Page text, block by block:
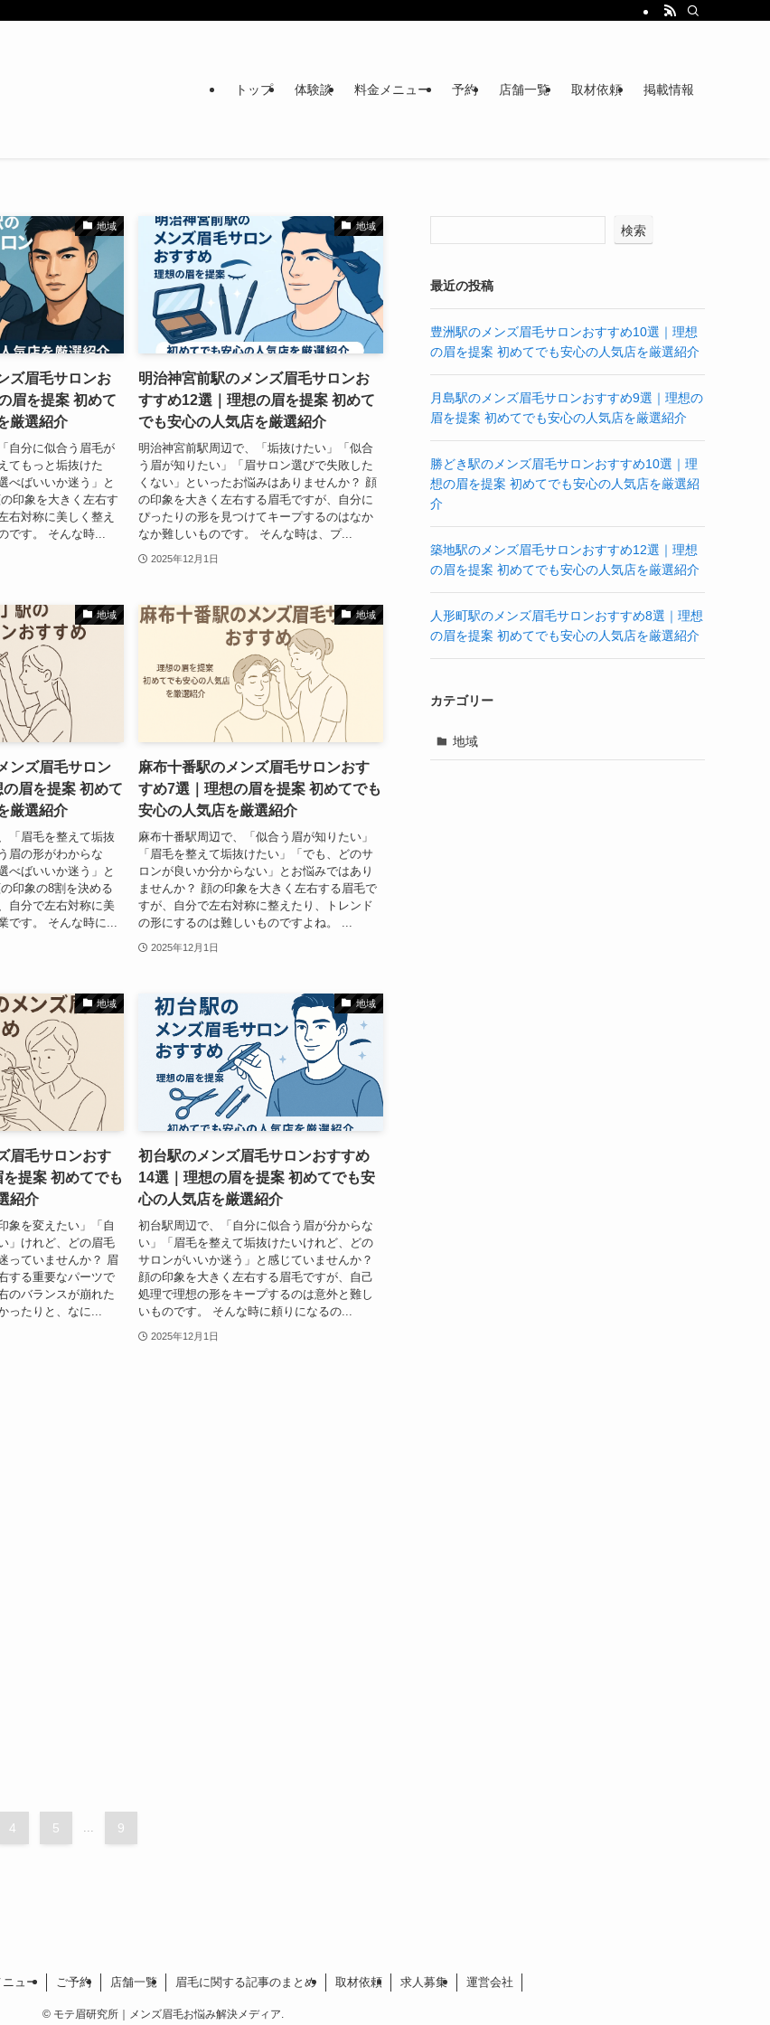
トップ 体験談 料金メニュー 予約 店舗一覧 取材依頼 掲載情報
地域
ズ眉毛サロンお
眉を提案 初めて
厳選紹介
自分に似合う眉毛が
てもっと垢抜けた
べばいいか迷う」と
印象を大きく左右す
右対称に美しく整え
です。 そんな時...
地域
明治神宮前駅のメンズ眉毛サロンお
すすめ12選｜理想の眉を提案 初めて
でも安心の人気店を厳選紹介
明治神宮前駅周辺で、「垢抜けたい」「似合
う眉が知りたい」「眉サロン選びで失敗した
くない」といったお悩みはありませんか？ 顔
の印象を大きく左右する眉毛ですが、自分に
ぴったりの形を見つけてキープするのはなか
なか難しいものです。 そんな時は、プ...
2025年12月1日
地域
ンズ眉毛サロン
眉を提案 初めて
厳選紹介
「眉毛を整えて垢抜
眉の形がわからな
べばいいか迷う」と
印象の8割を決める
自分で左右対称に美
です。 そんな時に...
地域
麻布十番駅のメンズ眉毛サロンおす
すめ7選｜理想の眉を提案 初めてでも
安心の人気店を厳選紹介
麻布十番駅周辺で、「似合う眉が知りたい」
「眉毛を整えて垢抜けたい」「でも、どのサ
ロンが良いか分からない」とお悩みではあり
ませんか？ 顔の印象を大きく左右する眉毛で
すが、自分で左右対称に整えたり、トレンド
の形にするのは難しいものですよね。 ...
2025年12月1日
地域
眉毛サロンおす
提案 初めてでも
紹介
象を変えたい」「自
」けれど、どの眉毛
っていませんか？ 眉
する重要なパーツで
のバランスが崩れた
ったりと、なに...
地域
初台駅のメンズ眉毛サロンおすすめ
14選｜理想の眉を提案 初めてでも安
心の人気店を厳選紹介
初台駅周辺で、「自分に似合う眉が分からな
い」「眉毛を整えて垢抜けたいけれど、どの
サロンがいいか迷う」と感じていませんか？
顔の印象を大きく左右する眉毛ですが、自己
処理で理想の形をキープするのは意外と難し
いものです。 そんな時に頼りになるの...
2025年12月1日
4 5 9
検索
最近の投稿
豊洲駅のメンズ眉毛サロンおすすめ10選｜理想
の眉を提案 初めてでも安心の人気店を厳選紹介
月島駅のメンズ眉毛サロンおすすめ9選｜理想の
眉を提案 初めてでも安心の人気店を厳選紹介
勝どき駅のメンズ眉毛サロンおすすめ10選｜理
想の眉を提案 初めてでも安心の人気店を厳選紹
介
築地駅のメンズ眉毛サロンおすすめ12選｜理想
の眉を提案 初めてでも安心の人気店を厳選紹介
人形町駅のメンズ眉毛サロンおすすめ8選｜理想
の眉を提案 初めてでも安心の人気店を厳選紹介
カテゴリー
地域
ュー ご予約 店舗一覧 眉毛に関する記事のまとめ 取材依頼 求人募集 運営会社
©モテ眉研究所｜メンズ眉毛お悩み解決メディア.